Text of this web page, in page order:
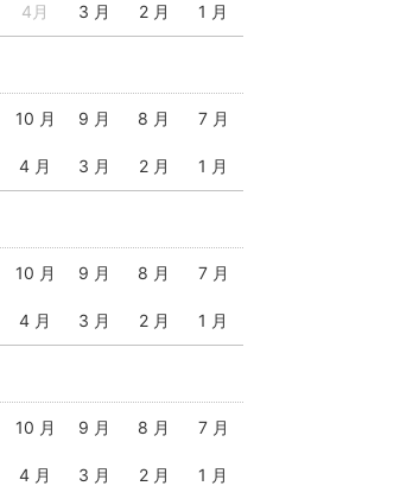
4月 3 月 2 月 1 月
10 月 9 月 8 月 7 月
4 月 3 月 2 月 1 月
10 月 9 月 8 月 7 月
4 月 3 月 2 月 1 月
10 月 9 月 8 月 7 月
4 月 3 月 2 月 1 月